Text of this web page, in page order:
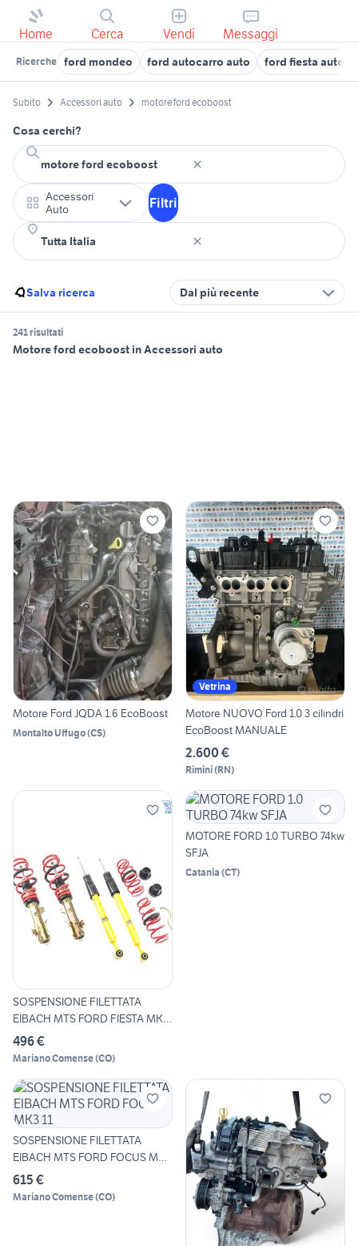
Home Cerca Vendi Messaggi
Ricerche ford mondeo ford autocarro auto ford fiesta auto
Subito Accessori auto motore ford ecoboost
Cosa cerchi?
Accessori
Auto
Filtri
Salva ricerca Dal più recente
241 risultati
Motore ford ecoboost in Accessori auto
Motore Ford JQDA 1.6 EcoBoost
Montalto Uffugo(CS)
Vetrina
Motore NUOVO Ford 1.0 3 cilindri
EcoBoost MANUALE
2.600 €
Rimini(RN)
SOSPENSIONE FILETTATA
EIBACH MTS FORD FIESTA MK6
0
496 €
Mariano Comense(CO)
MOTORE FORD 1.0 TURBO 74kw
SFJA
Catania (CT)
SOSPENSIONE FILETTATA
EIBACH MTS FORD FOCUS MK3
11
615 €
Mariano Comense(CO)